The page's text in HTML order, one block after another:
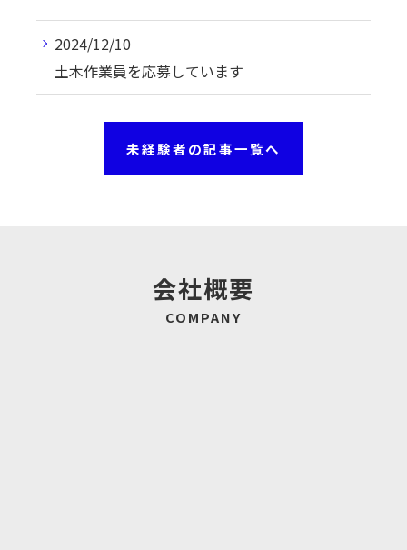
2024/12/10
土木作業員を応募しています
未経験者の記事一覧へ
会社概要
COMPANY